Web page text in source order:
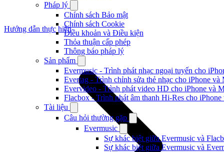
Pháp lý
Chính sách Bảo mật
Chính sách Cookie
Điều khoản và Điều kiện
Thỏa thuận cấp phép
Thông báo pháp lý
Sản phẩm
Evermusic - Trình phát nhạc ngoại tuyến cho
Evertag - Trình chỉnh sửa thẻ nhạc cho iPhone và
Evervideo - Trình phát video HD cho iPhone và
Flacbox - Trình phát âm thanh Hi-Res cho iPhone
Tài liệu
Câu hỏi thường gặp
Evermusic
Sự khác biệt giữa Evermusic và
Sự khác biệt giữa Evermusic và
Hướng dẫn thực hiện